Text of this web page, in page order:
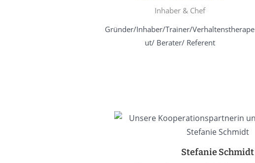
Inhaber & Chef
Gründer/Inhaber/Trainer/Verhaltenstherape
ut/ Berater/ Referent
Stefanie Schmidt